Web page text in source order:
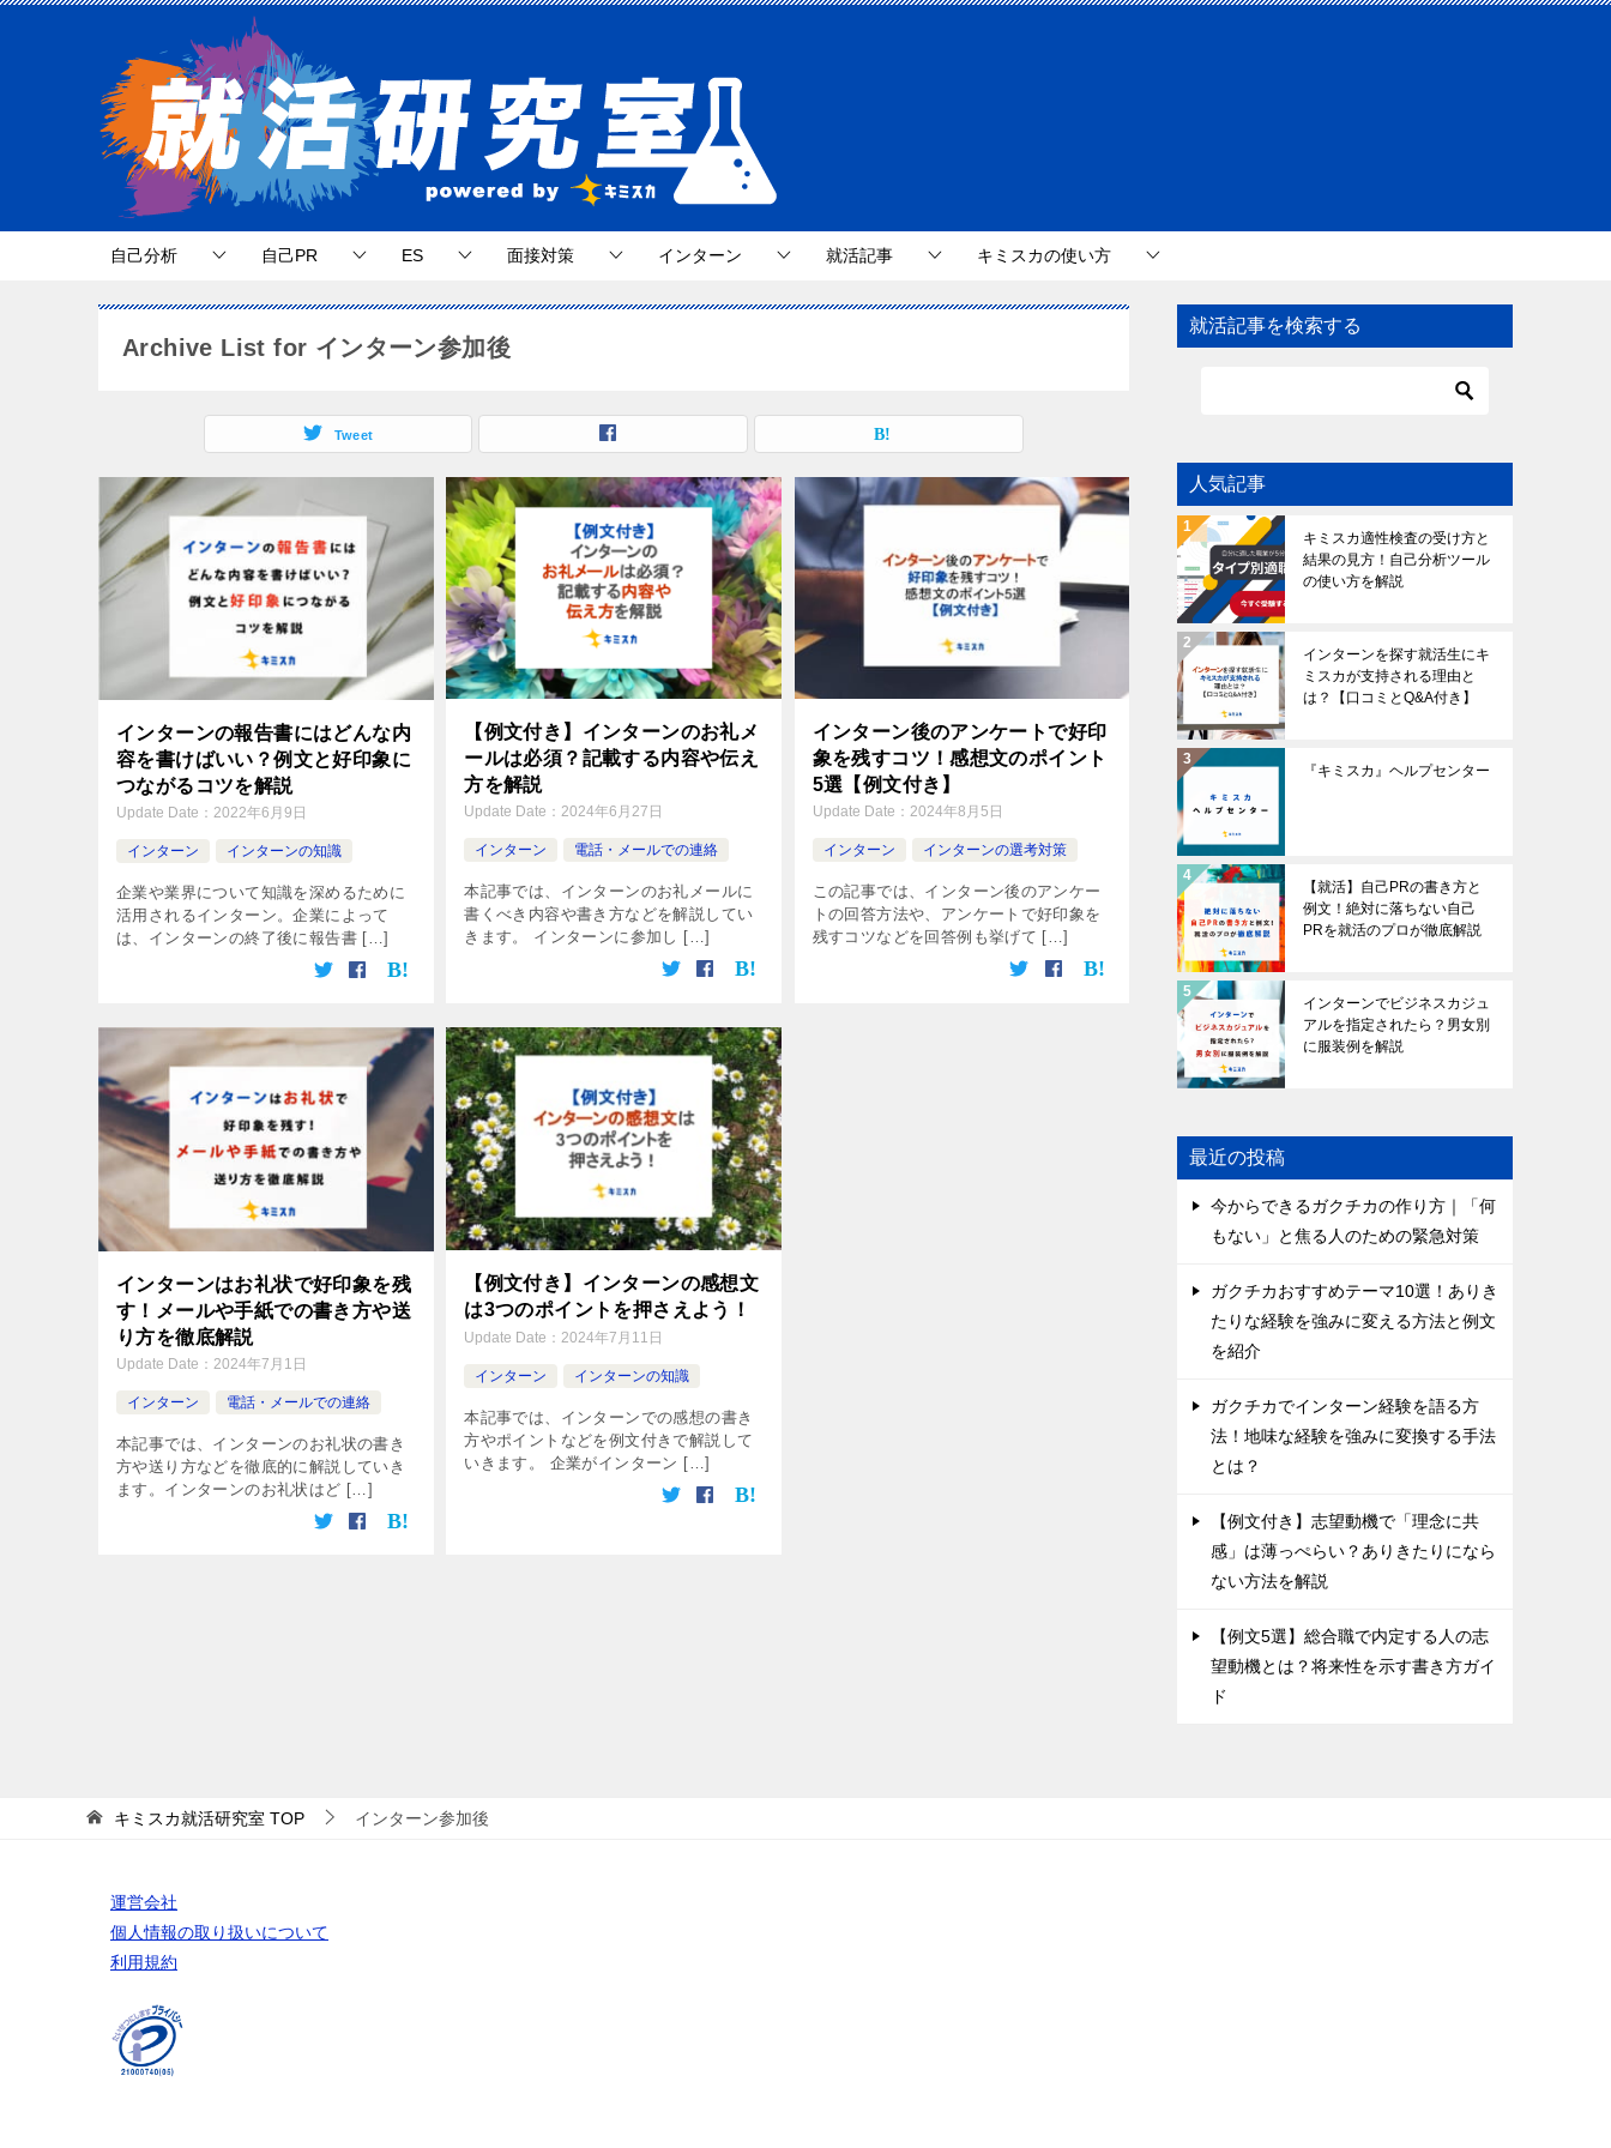
自己分析 自己PR ES 面接対策 インターン 就活記事 キミスカの使い方
Archive List for インターン参加後
Tweet
インターンの報告書にはどんな内
容を書けばいい？例文と好印象に
つながるコツを解説
Update Date： 2022年6月9日
インターン インターンの知識
企業や業界について知識を深めるために
活用されるインターン。企業によって
は、インターンの終了後に報告書 […]
【例文付き】インターンのお礼メ
ールは必須？記載する内容や伝え
方を解説
Update Date：2024年6月27日
インターン 電話・メールでの連絡
本記事では、インターンのお礼メールに
書くべき内容や書き方などを解説してい
きます。 インターンに参加し […]
インターン後のアンケートで好印
象を残すコツ！感想文のポイント
5選【例文付き】
Update Date： 2024年8月5日
インターン インターンの選考対策
この記事では、インターン後のアンケー
トの回答方法や、アンケートで好印象を
残すコツなどを回答例も挙げて […]
インターンはお礼状で好印象を残
す！メールや手紙での書き方や送
り方を徹底解説
Update Date： 2024年7月1日
インターン 電話・メールでの連絡
本記事では、インターンのお礼状の書き
方や送り方などを徹底的に解説していき
ます。インターンのお礼状はど […]
【例文付き】インターンの感想文
は3つのポイントを押さえよう！
Update Date： 2024年7月11日
インターン インターンの知識
本記事では、インターンでの感想の書き
方やポイントなどを例文付きで解説して
いきます。 企業がインターン […]
就活記事を検索する
人気記事
キミスカ適性検査の受け方と
結果の見方！自己分析ツール
の使い方を解説
インターンを探す就活生にキ
ミスカが支持される理由と
は？【口コミとQ&A付き】
『キミスカ』ヘルプセンター
【就活】自己PRの書き方と
例文！絶対に落ちない自己
PRを就活のプロが徹底解説
インターンでビジネスカジュ
アルを指定されたら？男女別
に服装例を解説
最近の投稿
今からできるガクチカの作り方｜「何
もない」と焦る人のための緊急対策
ガクチカおすすめテーマ10選！ありき
たりな経験を強みに変える方法と例文
を紹介
ガクチカでインターン経験を語る方
法！地味な経験を強みに変換する手法
とは？
【例文付き】志望動機で「理念に共
感」は薄っぺらい？ありきたりになら
ない方法を解説
【例文5選】総合職で内定する人の志
望動機とは？将来性を示す書き方ガイ
ド
キミスカ就活研究室 TOP インターン参加後
運営会社
個人情報の取り扱いについて
利用規約